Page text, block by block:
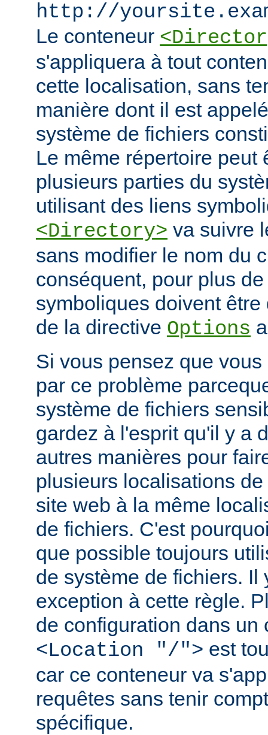
http://
Le conteneur
s'appliquera à tout
cette localisation, sans
manière dont il est
système de fichiers
Le même répertoire peut
plusieurs parties du
utilisant des liens
<Directory> va suivre
sans modifier le nom du
conséquent, pour plus
symboliques doivent
de la directive Options
Si vous pensez que
par ce problème
système de fichiers
gardez à l'esprit qu'il y a
autres manières pour
plusieurs localisations
site web à la même
de fichiers. C'est
que possible toujours
de système de fichiers. Il
exception à cette règle.
de configuration dans un
<Location "/"> est
car ce conteneur va
requêtes sans tenir
spécifique.